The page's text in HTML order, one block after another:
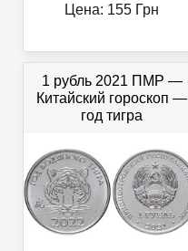
Цена: 155 Грн
1 рубль 2021 ПМР —
Китайский гороскоп —
год тигра